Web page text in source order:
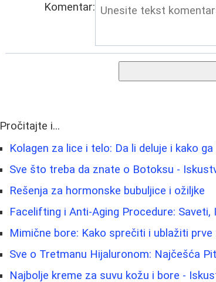
Komentar:
Pročitajte i...
Kolagen za lice i telo: Da li deluje i kako
Sve što treba da znate o Botoksu -
Rešenja za hormonske bubuljice i ožiljke
Facelifting i Anti-Aging Procedure: Saveti,
Mimične bore: Kako sprečiti i ublažiti
Sve o Tretmanu Hijaluronom: Najčešća
Najbolje kreme za suvu kožu i bore -